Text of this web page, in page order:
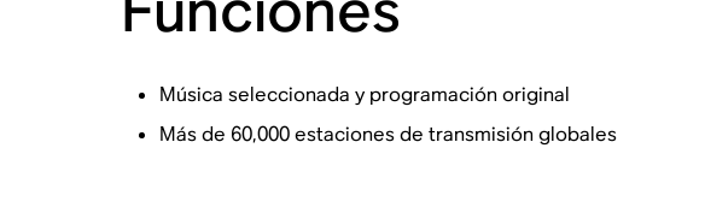
Música seleccionada y programación original
Más de 60,000 estaciones de transmisión globales